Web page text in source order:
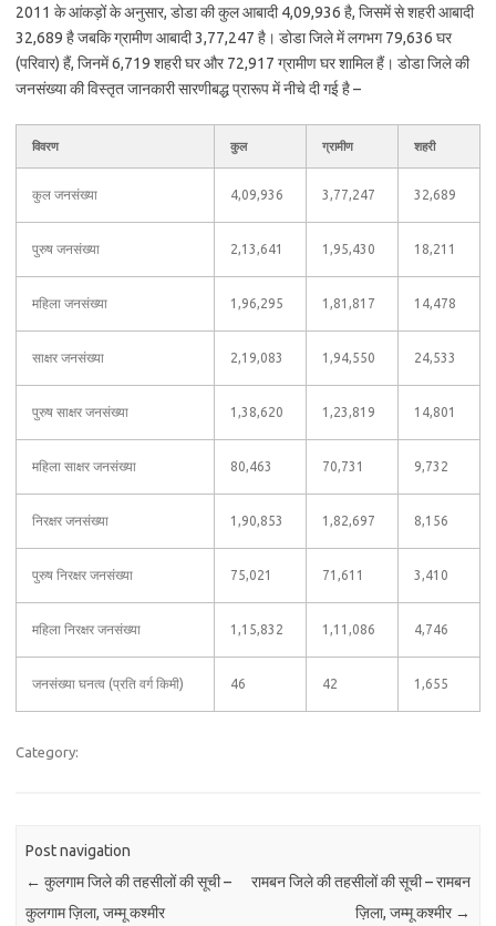
2011 के आंकड़ों के अनुसार, डोडा की कुल आबादी 4,09,936 है, जिसमें से शहरी आबादी
32,689 है जबकि ग्रामीण आबादी 3,77,247 है। डोडा जिले में लगभग 79,636 घर
(परिवार) हैं, जिनमें 6,719 शहरी घर और 72,917 ग्रामीण घर शामिल हैं। डोडा जिले की
जनसंख्या की विस्तृत जानकारी सारणीबद्ध प्रारूप में नीचे दी गई है –
विवरण कुल ग्रामीण शहरी
कुल जनसंख्या 4,09,936 3,77,247 32,689
पुरुष जनसंख्या 2,13,641 1,95,430 18,211
महिला जनसंख्या 1,96,295 1,81,817 14,478
साक्षर जनसंख्या 2,19,083 1,94,550 24,533
पुरुष साक्षर जनसंख्या 1,38,620 1,23,819 14,801
महिला साक्षर जनसंख्या 80,463 70,731 9,732
निरक्षर जनसंख्या 1,90,853 1,82,697 8,156
पुरुष निरक्षर जनसंख्या 75,021 71,611 3,410
महिला निरक्षर जनसंख्या 1,15,832 1,11,086 4,746
जनसंख्या घनत्व (प्रति वर्ग किमी) 46 42 1,655
Category:
Post navigation
← कुलगाम जिले की तहसीलों की सूची –
कुलगाम ज़िला, जम्मू कश्मीर
रामबन जिले की तहसीलों की सूची – रामबन
ज़िला, जम्मू कश्मीर →